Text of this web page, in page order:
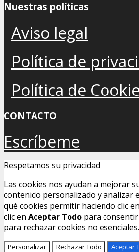
Nuestras políticas
Aviso legal
Política de
Política de
CONTACTO
Escríbeme
Respetamos su privacidad
Las cookies nos ayudan a mejorar
contenido personalizado y analizar
qué cookies permitir haciendo clic en
clic en Aceptar Todo para
para rechazar cookies no esenciales.
Personalizar Rechazar Todo Aceptar